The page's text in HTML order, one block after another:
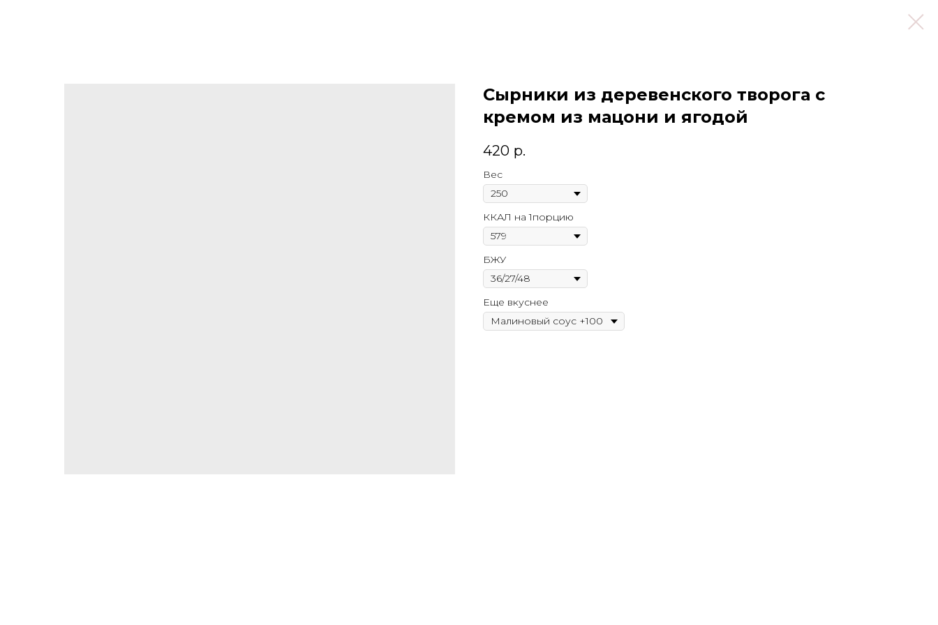
Сырники из деревенского творога с
кремом из мацони и ягодой
420 р.
Вес
ККАЛ на 1порцию
БЖУ
Еще вкуснее